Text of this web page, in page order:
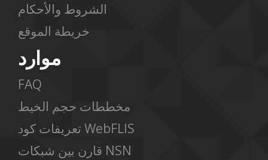
الشروط والأحكام
خريطة الموقع
موارد
FAQ
مخططات حجم الخيط
تعريفات كود WebFLIS
قارن بين شبكات NSN